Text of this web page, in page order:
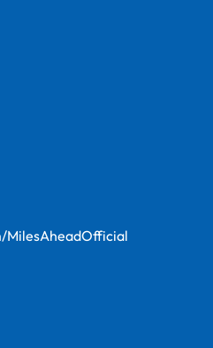
MilesAheadOfficial